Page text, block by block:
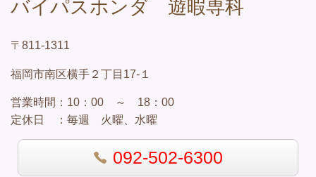
バイパスホンダ 遊暇専科
〒811-1311
福岡市南区横手２丁目17-１
営業時間： 10：00 ～ 18：00
定休日 ： 毎週 火曜、水曜
092-502-6300